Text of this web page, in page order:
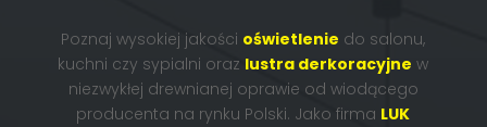
Poznaj wysokiej jakości oświetlenie do salonu,
kuchni czy sypialni oraz lustra derkoracyjne w
niezwykłej drewnianej oprawie od wiodącego
producenta na rynku Polski. Jako firma LUK